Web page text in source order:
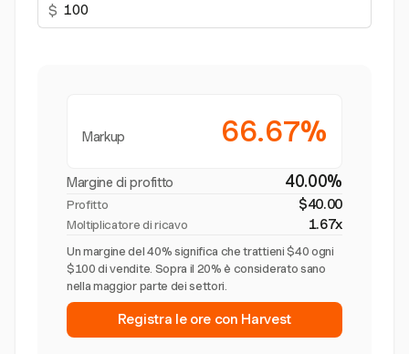
$
Markup 66.67%
Margine di profitto 40.00%
Profitto $40.00
Moltiplicatore di ricavo 1.67x
Un margine del 40% significa che trattieni $40 ogni
$100 di vendite. Sopra il 20% è considerato sano
nella maggior parte dei settori.
Registra le ore con Harvest